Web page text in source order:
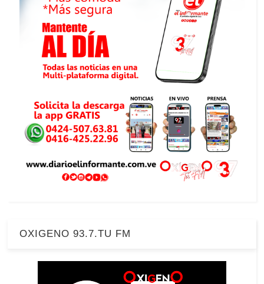
OXIGENO 93.7.TU FM